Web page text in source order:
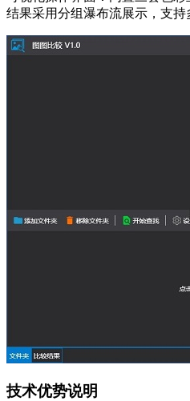
结果采用分组瀑布流展示，支持
技术优势说明